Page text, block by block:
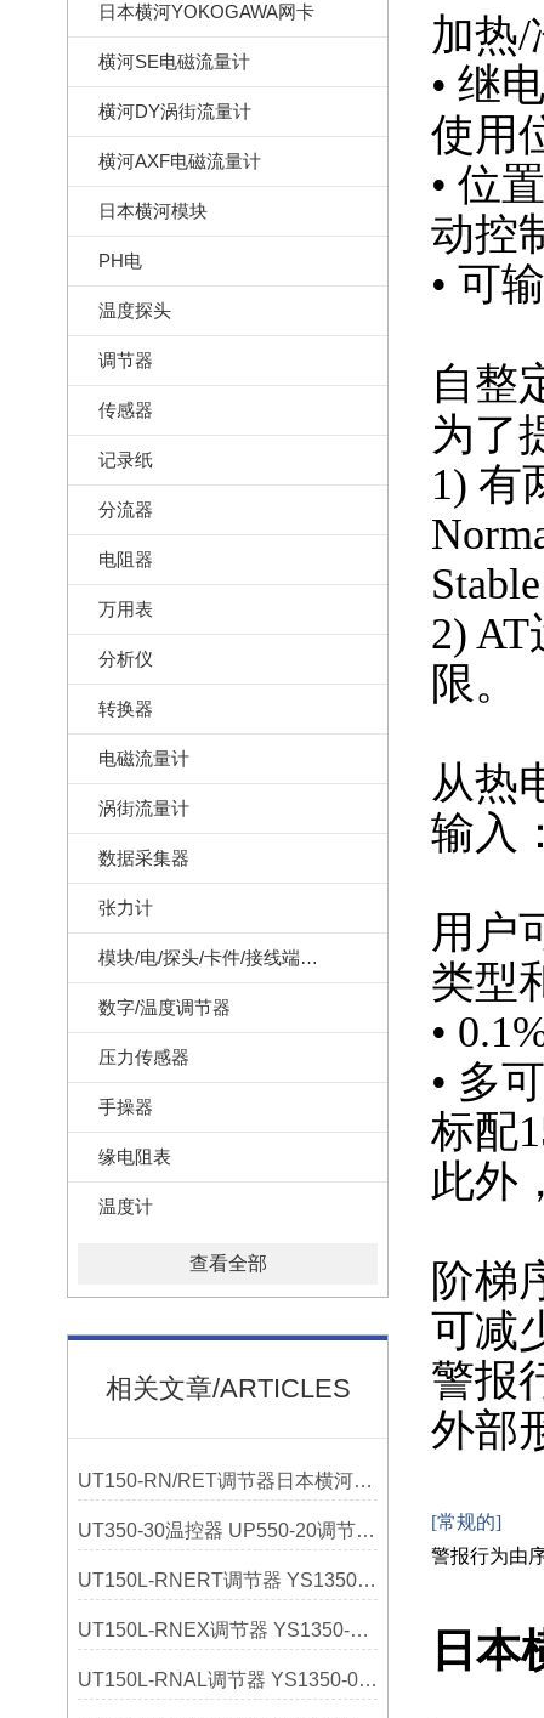
日本横河YOKOGAWA网卡
横河SE电磁流量计
横河DY涡街流量计
横河AXF电磁流量计
日本横河模块
PH电
温度探头
调节器
传感器
记录纸
分流器
电阻器
万用表
分析仪
转换器
电磁流量计
涡街流量计
数据采集器
张力计
模块/电/探头/卡件/接线端子/记录纸
数字/温度调节器
压力传感器
手操器
缘电阻表
温度计
查看全部
相关文章/ARTICLES
UT150-RN/RET调节器日本横河YOKOGAWA选购指南
UT350-30温控器 UP550-20调节器 日本横河
UT150L-RNERT调节器 YS1350-031设定器 日本横河
UT150L-RNEX调节器 YS1350-030设定器 日本横河
UT150L-RNAL调节器 YS1350-021设定器 日本横河
加热/
• 继
使用
• 位
动控
• 可
自整
为了
1) 有
2)
限。
从热
输入
用户
类型
•
• 多
标配
此外
阶梯
可减
警报
外部
[常规的]
警报行为由
日本